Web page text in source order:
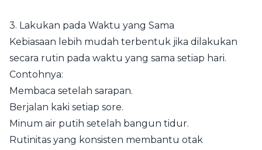
3. Lakukan pada Waktu yang Sama
Kebiasaan lebih mudah terbentuk jika dilakukan
secara rutin pada waktu yang sama setiap hari.
Contohnya:
Membaca setelah sarapan.
Berjalan kaki setiap sore.
Minum air putih setelah bangun tidur.
Rutinitas yang konsisten membantu otak